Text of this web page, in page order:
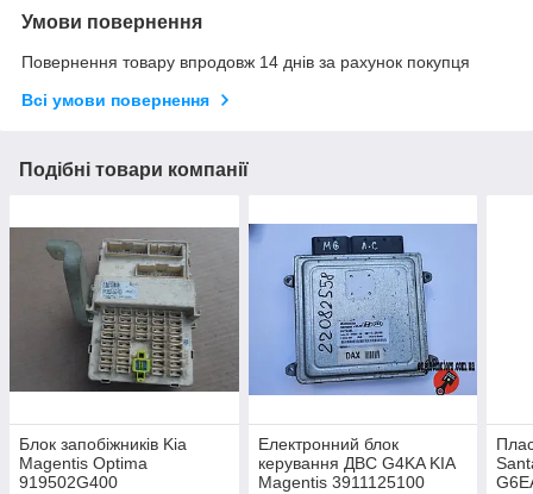
Умови повернення
Повернення товару впродовж 14 днів за рахунок покупця
Всі умови повернення
Подібні товари компанії
Блок запобіжників Kia
Magentis Optima
919502G400
Електронний блок
керування ДВС G4KA KIA
Magentis 3911125100